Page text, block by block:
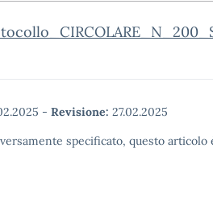
- Revisione: 27.02.2025
specificato, questo